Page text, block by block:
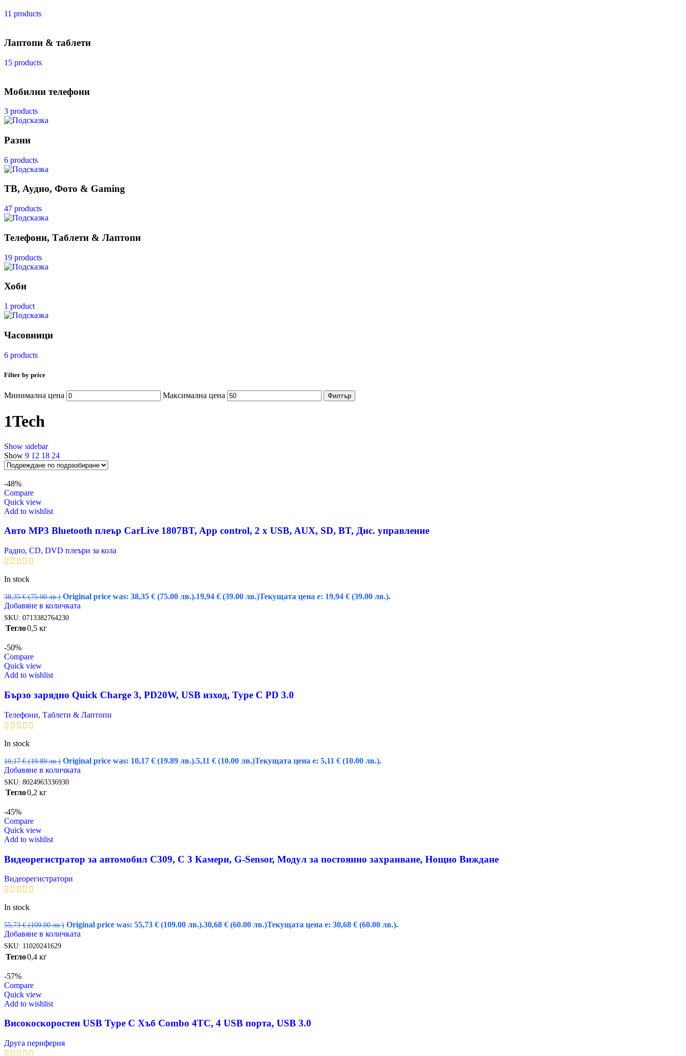
11 products
Лаптопи & таблети
15 products
Мобилни телефони
3 products
Разни
6 products
ТВ, Аудио, Фото & Gaming
47 products
Телефони, Таблети & Лаптопи
19 products
Хоби
1 product
Часовници
6 products
Filter by price
Минимална цена Максимална цена Филтър
1Tech
Show sidebar
Show 9 12 18 24
-48%
Compare
Quick view
Add to wishlist
Авто MP3 Bluetooth плеър CarLive 1807BT, App control, 2 x USB, AUX, SD, BT, Дис. управление
Радио, CD, DVD плеъри за кола
In stock
38,35€ (75.00 лв.) Original price was: 38,35 € (75.00 лв.).19,94 € (39.00 лв.)Текущата цена е: 19,94 € (39.00 лв.).
Добавяне в количката
SKU: 0713382764230
Тегло0,5 кг
-50%
Compare
Quick view
Add to wishlist
Бързо зарядно Quick Charge 3, PD20W, USB изход, Type C PD 3.0
Телефони, Таблети & Лаптопи
In stock
10,17€ (19.89 лв.) Original price was: 10,17 € (19.89 лв.).5,11 € (10.00 лв.)Текущата цена е: 5,11 € (10.00 лв.).
Добавяне в количката
SKU: 8024963336930
Тегло0,2 кг
-45%
Compare
Quick view
Add to wishlist
Видеорегистратор за автомобил C309, С 3 Камери, G-Sensor, Модул за постоянно захранване, Нощно Виждане
Видеорегистратори
In stock
55,73€ (109.00 лв.) Original price was: 55,73 € (109.00 лв.).30,68 € (60.00 лв.)Текущата цена е: 30,68 € (60.00 лв.).
Добавяне в количката
SKU: 11020241629
Тегло0,4 кг
-57%
Compare
Quick view
Add to wishlist
Високоскоростен USB Type C Хъб Combo 4TC, 4 USB порта, USB 3.0
Друга периферия